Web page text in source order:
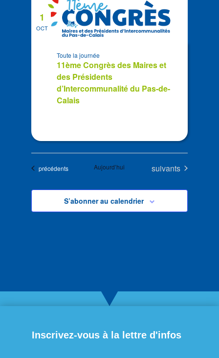
OCT
1
11ème Congrès des Maires et
des Présidents
d’Intercommunalité du Pas-de-
Calais
Toute la journée
Évènements
précédents Aujourd’hui Évènements
suivants
S’abonner au calendrier
Inscrivez-vous à la lettre d'infos